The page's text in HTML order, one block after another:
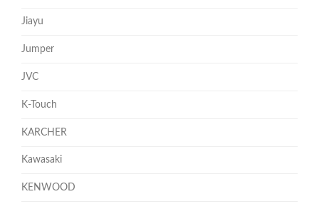
Jiayu
Jumper
JVC
K-Touch
KARCHER
Kawasaki
KENWOOD